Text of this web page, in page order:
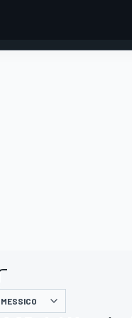
presentato da